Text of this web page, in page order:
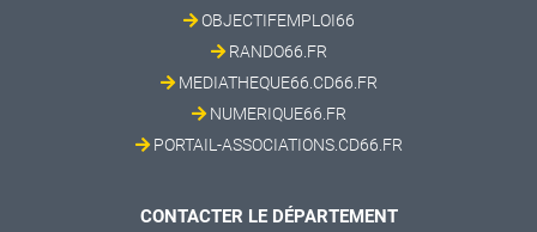
OBJECTIFEMPLOI66
RANDO66.FR
MEDIATHEQUE66.CD66.FR
NUMERIQUE66.FR
PORTAIL-ASSOCIATIONS.CD66.FR
CONTACTER LE DÉPARTEMENT